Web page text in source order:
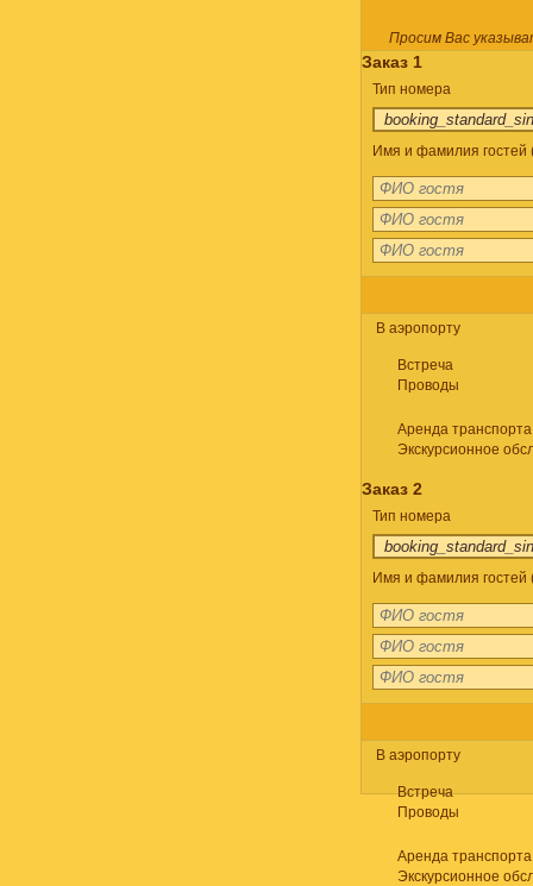
Просим Вас
Заказ 1
Тип номера
Имя и фамилия гостей
В аэропорту
Встреча
Проводы
Аренда транспорта
Экскурсионное
Заказ 2
Тип номера
Имя и фамилия гостей
В аэропорту
Встреча
Проводы
Аренда транспорта
Экскурсионное